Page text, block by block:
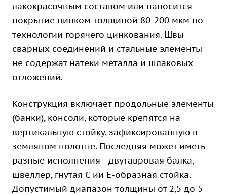
лакокрасочным составом или наносится
покрытие цинком толщиной 80-200 мкм по
технологии горячего цинкования. Швы
сварных соединений и стальные элементы
не содержат натеки металла и шлаковых
отложений.
Конструкция включает продольные элементы
(банки), консоли, которые крепятся на
вертикальную стойку, зафиксированную в
земляном полотне. Последняя может иметь
разные исполнения - двутавровая балка,
швеллер, гнутая С ии Е-образная стойка.
Допустимый диапазон толщины от 2,5 до 5